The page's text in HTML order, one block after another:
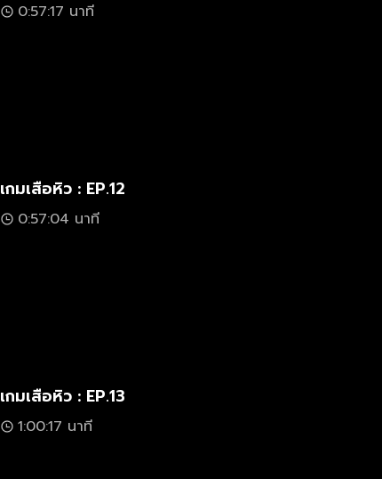
0:57:17 นาที
เกมเสือหิว : EP.12
0:57:04 นาที
เกมเสือหิว : EP.13
1:00:17 นาที